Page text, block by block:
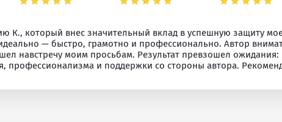
К., который внес значительный вклад в успешную защиту
— быстро, грамотно и профессионально. Автор
навстречу моим просьбам. Результат превзошел
профессионализма и поддержки со стороны автора.